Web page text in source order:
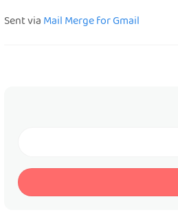
Sent viaMail Merge for Gmail